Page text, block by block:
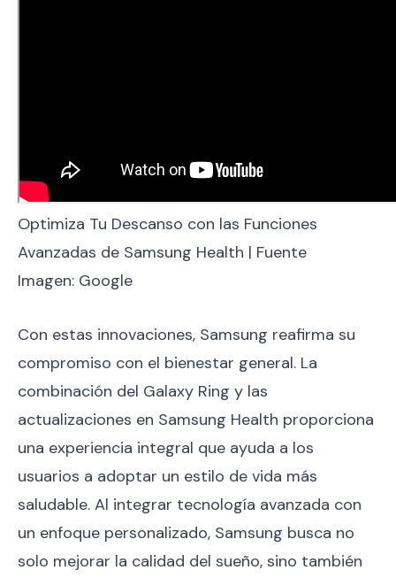
Optimiza Tu Descanso con las Funciones
Avanzadas de Samsung Health | Fuente
Imagen: Google
Con estas innovaciones, Samsung reafirma su
compromiso con el bienestar general. La
combinación del Galaxy Ring y las
actualizaciones en Samsung Health proporciona
una experiencia integral que ayuda a los
usuarios a adoptar un estilo de vida más
saludable. Al integrar tecnología avanzada con
un enfoque personalizado, Samsung busca no
solo mejorar la calidad del sueño, sino también